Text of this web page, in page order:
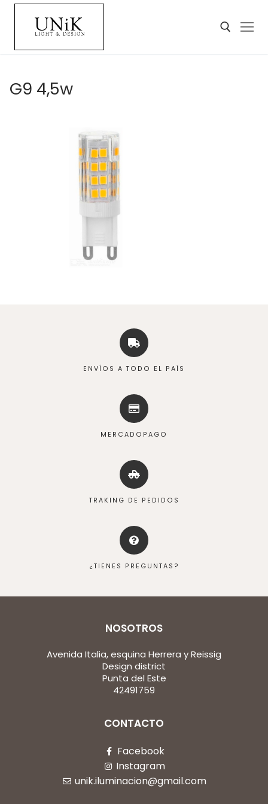
G9 4,5w
ENVÍOS A TODO EL PAÍS
MERCADOPAGO
TRAKING DE PEDIDOS
¿TIENES PREGUNTAS?
NOSOTROS
Avenida Italia, esquina Herrera y Reissig
Design district
Punta del Este
42491759
CONTACTO
Facebook
Instagram
unik.iluminacion@gmail.com